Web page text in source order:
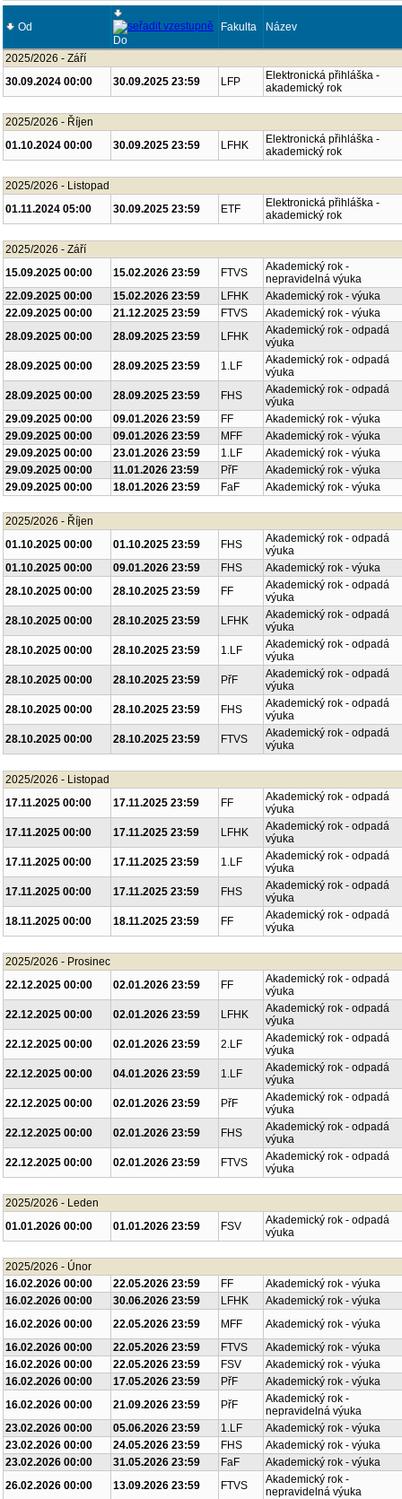
Od
Do
Fakulta Název
2025/2026 - Září
30.09.2024 00:00
30.09.2025 23:59 LFP
Elektronická přihláška -
akademický rok
2025/2026 - Říjen
01.10.2024 00:00
30.09.2025 23:59 LFHK
Elektronická přihláška -
akademický rok
2025/2026 - Listopad
01.11.2024 05:00
30.09.2025 23:59 ETF
Elektronická přihláška -
akademický rok
2025/2026 - Září
15.09.2025 00:00
15.02.2026 23:59 FTVS
Akademický rok -
nepravidelná výuka
22.09.2025 00:00
15.02.2026 23:59 LFHK
Akademický rok - výuka
22.09.2025 00:00
21.12.2025 23:59 FTVS
Akademický rok - výuka
28.09.2025 00:00
28.09.2025 23:59 LFHK
Akademický rok - odpadá
výuka
28.09.2025 00:00
28.09.2025 23:59 1.LF
Akademický rok - odpadá
výuka
28.09.2025 00:00
28.09.2025 23:59 FHS
Akademický rok - odpadá
výuka
29.09.2025 00:00
09.01.2026 23:59 FF
Akademický rok - výuka
29.09.2025 00:00
09.01.2026 23:59 MFF
Akademický rok - výuka
29.09.2025 00:00
23.01.2026 23:59 1.LF
Akademický rok - výuka
29.09.2025 00:00
11.01.2026 23:59 PřF
Akademický rok - výuka
29.09.2025 00:00
18.01.2026 23:59 FaF Akademický rok - výuka
2025/2026 - Říjen
01.10.2025 00:00
01.10.2025 23:59 FHS
Akademický rok - odpadá
výuka
01.10.2025 00:00
09.01.2026 23:59 FHS
Akademický rok - výuka
28.10.2025 00:00
28.10.2025 23:59 FF
Akademický rok - odpadá
výuka
28.10.2025 00:00
28.10.2025 23:59 LFHK
Akademický rok - odpadá
výuka
28.10.2025 00:00
28.10.2025 23:59 1.LF
Akademický rok - odpadá
výuka
28.10.2025 00:00
28.10.2025 23:59 PřF
Akademický rok - odpadá
výuka
28.10.2025 00:00
28.10.2025 23:59 FHS
Akademický rok - odpadá
výuka
28.10.2025 00:00
28.10.2025 23:59 FTVS
Akademický rok - odpadá
výuka
2025/2026 - Listopad
17.11.2025 00:00
17.11.2025 23:59 FF
Akademický rok - odpadá
výuka
17.11.2025 00:00
17.11.2025 23:59 LFHK
Akademický rok - odpadá
výuka
17.11.2025 00:00
17.11.2025 23:59 1.LF
Akademický rok - odpadá
výuka
17.11.2025 00:00
17.11.2025 23:59 FHS
Akademický rok - odpadá
výuka
18.11.2025 00:00
18.11.2025 23:59 FF
Akademický rok - odpadá
výuka
2025/2026 - Prosinec
22.12.2025 00:00
02.01.2026 23:59 FF
Akademický rok - odpadá
výuka
22.12.2025 00:00
02.01.2026 23:59 LFHK
Akademický rok - odpadá
výuka
22.12.2025 00:00
02.01.2026 23:59 2.LF
Akademický rok - odpadá
výuka
22.12.2025 00:00
04.01.2026 23:59 1.LF
Akademický rok - odpadá
výuka
22.12.2025 00:00
02.01.2026 23:59 PřF
Akademický rok - odpadá
výuka
22.12.2025 00:00
02.01.2026 23:59 FHS
Akademický rok - odpadá
výuka
22.12.2025 00:00
02.01.2026 23:59 FTVS
Akademický rok - odpadá
výuka
2025/2026 - Leden
01.01.2026 00:00
01.01.2026 23:59 FSV
Akademický rok - odpadá
výuka
2025/2026 - Únor
16.02.2026 00:00
22.05.2026 23:59 FF
Akademický rok - výuka
16.02.2026 00:00
30.06.2026 23:59 LFHK
Akademický rok - výuka
16.02.2026 00:00
22.05.2026 23:59 MFF
Akademický rok - výuka
16.02.2026 00:00
22.05.2026 23:59 FTVS
Akademický rok - výuka
16.02.2026 00:00
22.05.2026 23:59 FSV
Akademický rok - výuka
16.02.2026 00:00
17.05.2026 23:59 PřF
Akademický rok - výuka
16.02.2026 00:00
21.09.2026 23:59 PřF
Akademický rok -
nepravidelná výuka
23.02.2026 00:00
05.06.2026 23:59 1.LF
Akademický rok - výuka
23.02.2026 00:00
24.05.2026 23:59 FHS
Akademický rok - výuka
23.02.2026 00:00
31.05.2026 23:59 FaF
Akademický rok - výuka
26.02.2026 00:00
13.09.2026 23:59 FTVS
Akademický rok -
nepravidelná výuka